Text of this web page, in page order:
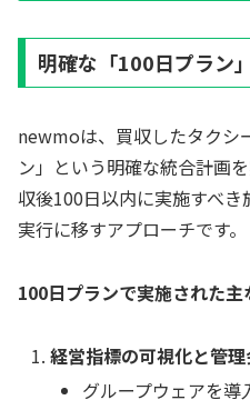
明確な「100日プラン
newmoは、買収したタクシ
ン」という明確な統合計画
収後100日以内に実施すべ
実行に移すアプローチです。
100日プランで実施された主
経営指標の可視化と管
グループウェアを